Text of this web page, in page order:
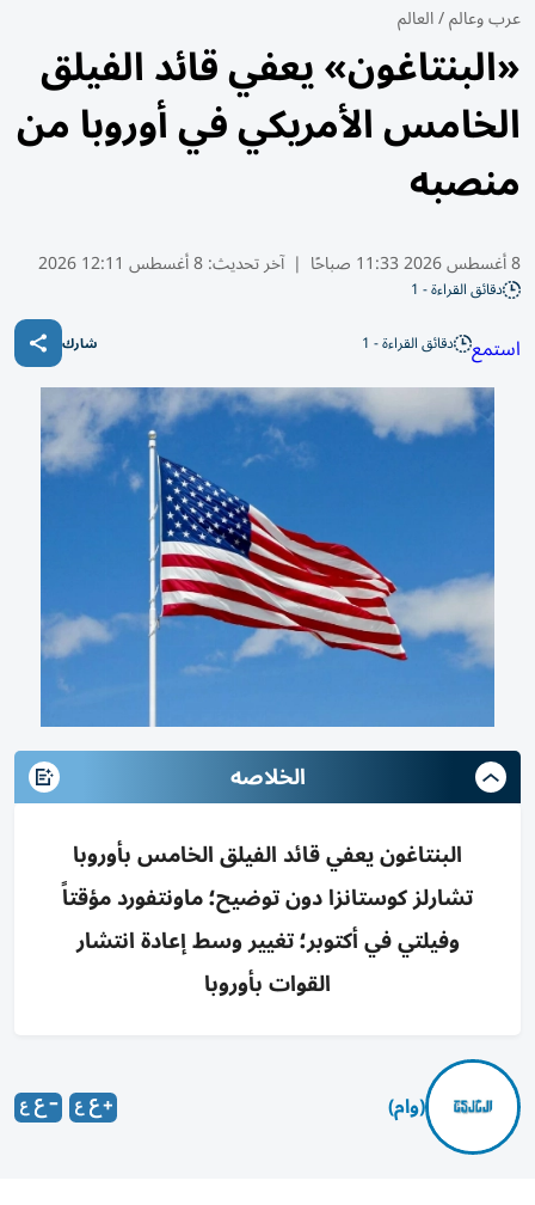
عرب وعالم/العالم
«البنتاغون» يعفي قائد الفيلق
الخامس الأمريكي في أوروبا من
منصبه
8 أغسطس 2026 11:33 صباحًا | آخر تحديث:8 أغسطس 12:11 2026
دقائق القراءة - 1
استمع دقائق القراءة - 1 شارك
الخلاصه
البنتاغون يعفي قائد الفيلق الخامس بأوروبا
تشارلز كوستانزا دون توضيح؛ ماونتفورد مؤقتاً
وفيلتي في أكتوبر؛ تغيير وسط إعادة انتشار
القوات بأوروبا
(وام)